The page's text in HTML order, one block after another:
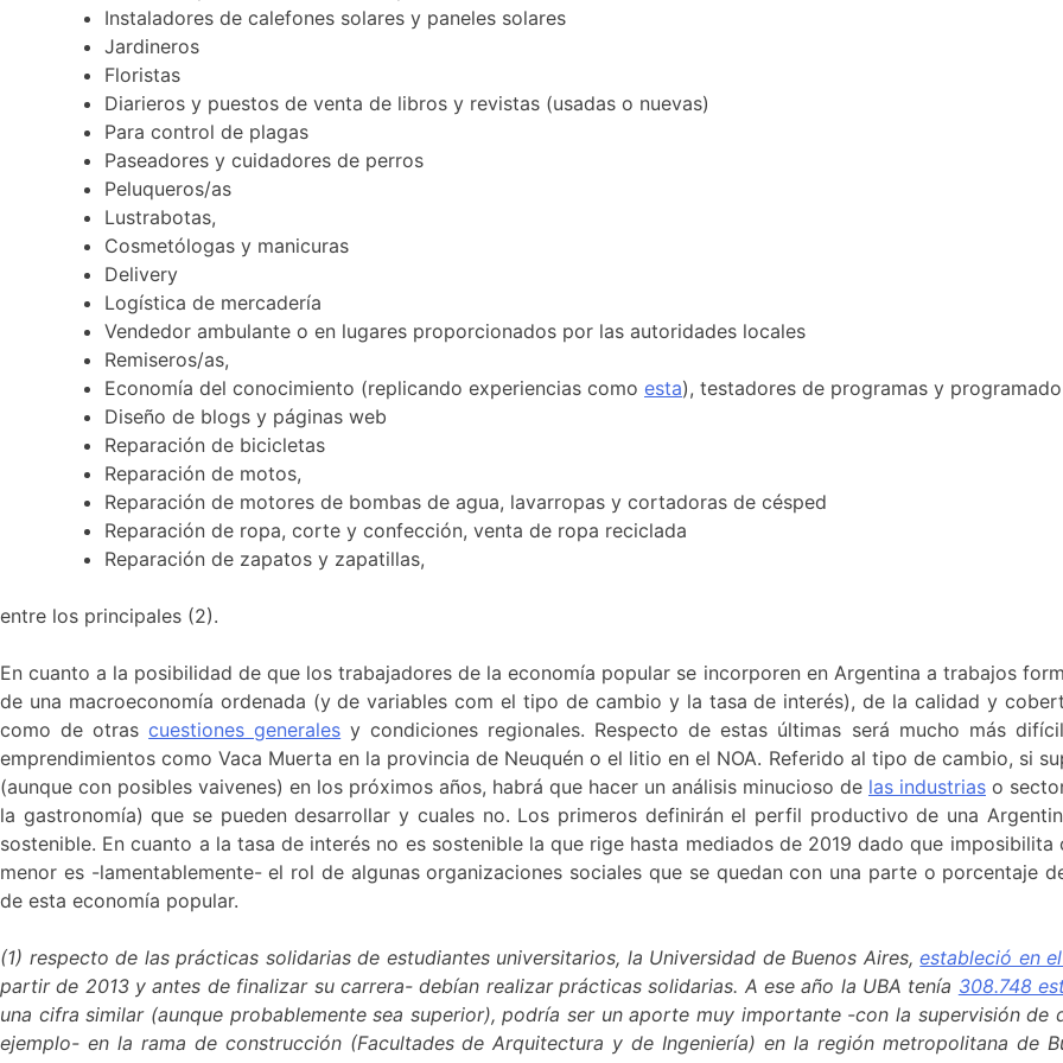
Instaladores de calefones solares y paneles solares
Jardineros
Floristas
Diarieros y puestos de venta de libros y revistas (usadas o nuevas)
Para control de plagas
Paseadores y cuidadores de perros
Peluqueros/as
Lustrabotas,
Cosmetólogas y manicuras
Delivery
Logística de mercadería
Vendedor ambulante o en lugares proporcionados por las autoridades locales
Remiseros/as,
Economía del conocimiento (replicando experiencias como esta), testadores de programas y
Diseño de blogs y páginas web
Reparación de bicicletas
Reparación de motos,
Reparación de motores de bombas de agua, lavarropas y cortadoras de césped
Reparación de ropa, corte y confección, venta de ropa reciclada
Reparación de zapatos y zapatillas,
entre los principales (2).
En cuanto a la posibilidad de que los trabajadores de la economía popular se incorporen en Argentina a trabajos
de una macroeconomía ordenada (y de variables com el tipo de cambio y la tasa de interés), de la calidad y
como de otrascuestiones generales y condiciones regionales. Respecto de estas últimas será mucho más
emprendimientos como Vaca Muerta en la provincia de Neuquén o el litio en el NOA. Referido al tipo de cambio, si
(aunque con posibles vaivenes) en los próximos años, habrá que hacer un análisis minucioso de las industrias o
la gastronomía) que se pueden desarrollar y cuales no. Los primeros definirán el perfil productivo de una
sostenible. En cuanto a la tasa de interés no es sostenible la que rige hasta mediados de 2019 dado que
menor es -lamentablemente- el rol de algunas organizaciones sociales que se quedan con una parte o porcentaje
de esta economía popular.
(1) respecto de las prácticas solidarias de estudiantes universitarios, la Universidad de Buenos Aires,estableció en el
partir de 2013 y antes de finalizar su carrera- debían realizar prácticas solidarias. A ese año la UBA tenía 308.748
una cifra similar (aunque probablemente sea superior), podría ser un aporte muy importante -con la supervisión
ejemplo- en la rama de construcción (Facultades de Arquitectura y de Ingeniería) en la región metropolitana de